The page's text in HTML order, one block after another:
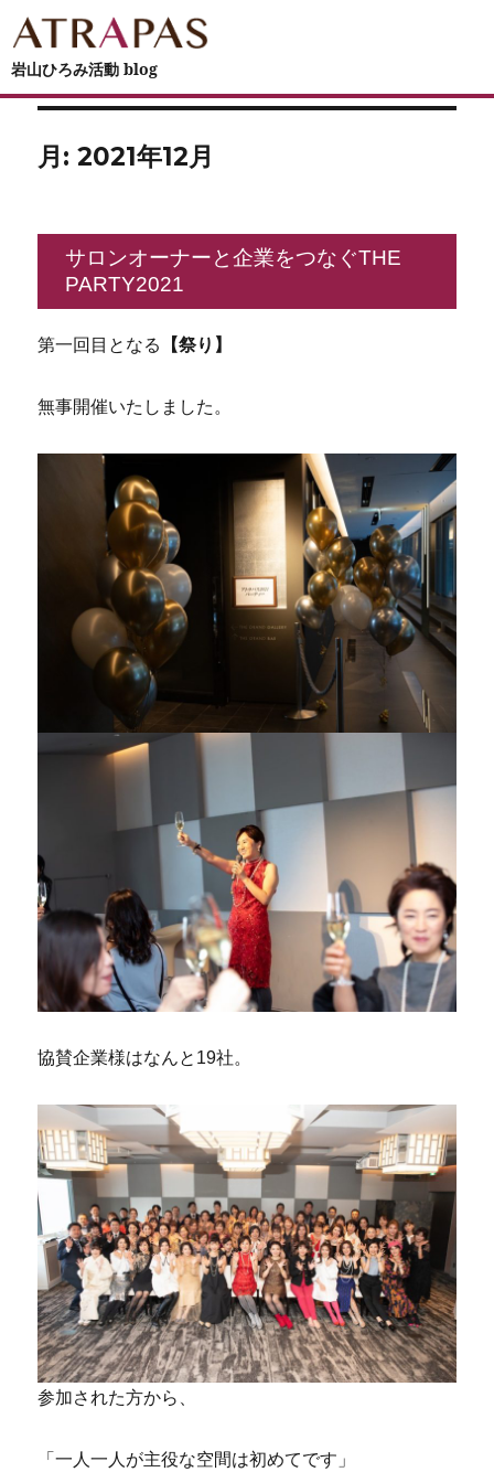
岩山ひろみ活動 blog
月:2021年12月
サロンオーナーと企業をつなぐTHE
PARTY2021
第一回目となる 【祭り】
無事開催いたしました。
協賛企業様はなんと19社。
参加された方から、
「一人一人が主役な空間は初めてです」